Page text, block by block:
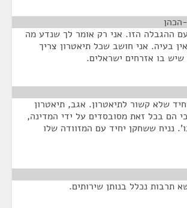
הכהן
ההגבלה הזו. אני רק אומר לך שנדע מה
בעיה. אני חושב שכל תיאטרון צריך
שיש בו אזרחים ישראלים.
שלא קשור לתיאטרון. אגב, תיאטרון
הם בכל זאת מסובסדים על ידי המדינה,
נניח ששחקן יחיד עם המזוודה שלו
תרבות נכלל בנותן שירותים.